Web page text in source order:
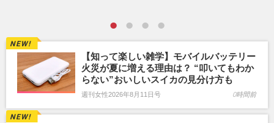
【知って楽しい雑学】モバイルバッテリー
火災が夏に増える理由は？ “叩いてもわか
らない”おいしいスイカの見分け方も
週刊女性2026年8月11日号 0時間前